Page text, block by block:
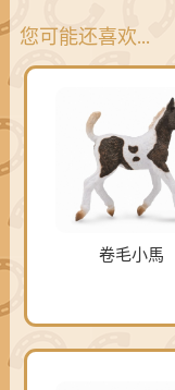
您可能还喜欢…
卷毛小馬